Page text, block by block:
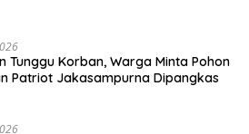
Tunggu Korban, Warga Minta Pohon
Patriot Jakasampurna Dipangkas